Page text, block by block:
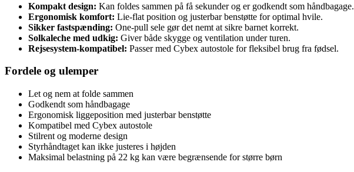
Kompakt design: Kan foldes sammen på få sekunder og er godkendt som håndbagage.
Ergonomisk komfort: Lie-flat position og justerbar benstøtte for optimal hvile.
Sikker fastspænding: One-pull sele gør det nemt at sikre barnet korrekt.
Solkaleche med udkig: Giver både skygge og ventilation under turen.
Rejsesystem-kompatibel: Passer med Cybex autostole for fleksibel brug fra fødsel.
Fordele og ulemper
Let og nem at folde sammen
Godkendt som håndbagage
Ergonomisk liggeposition med justerbar benstøtte
Kompatibel med Cybex autostole
Stilrent og moderne design
Styrhåndtaget kan ikke justeres i højden
Maksimal belastning på 22 kg kan være begrænsende for større børn